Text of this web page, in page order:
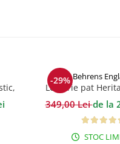
-29% Behrens
Lenjerie pat
Stripe Alb
349,00 Leide la
STOC